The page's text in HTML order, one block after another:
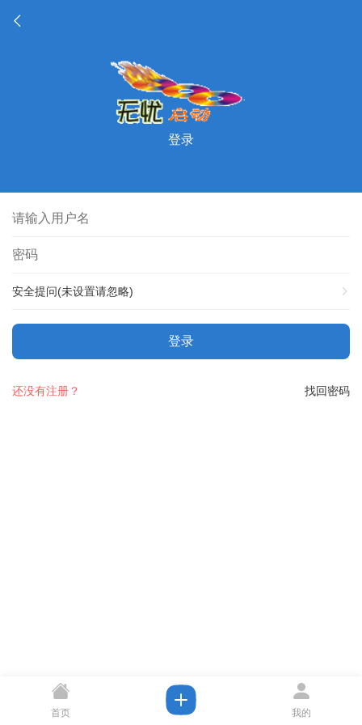
登录
安全提问(未设置请忽略)
登录
找回密码
还没有注册？
首页 我的